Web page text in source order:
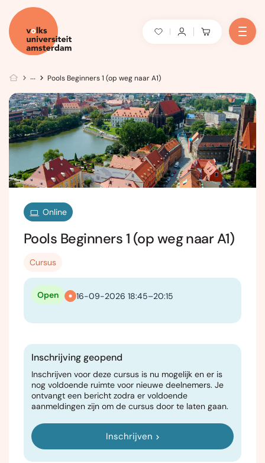
Pools Beginners 1 (op weg naar A1)
Online
Pools Beginners 1 (op weg naar A1)
Cursus
16-09-2026 18:45–20:15
Open
Inschrijving geopend
Inschrijven voor deze cursus is nu mogelijk en er is
nog voldoende ruimte voor nieuwe deelnemers. Je
ontvangt een bericht zodra er voldoende
aanmeldingen zijn om de cursus door te laten gaan.
Inschrijven